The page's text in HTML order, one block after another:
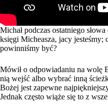
Michał podczas ostatniego
księgi Micheasza, jacy
powinniśmy być?
Mówił o odpowiadaniu na wolę
nią wejść albo wybrać inną
Bożej jest zapewne
Jednak często wiąże się to z